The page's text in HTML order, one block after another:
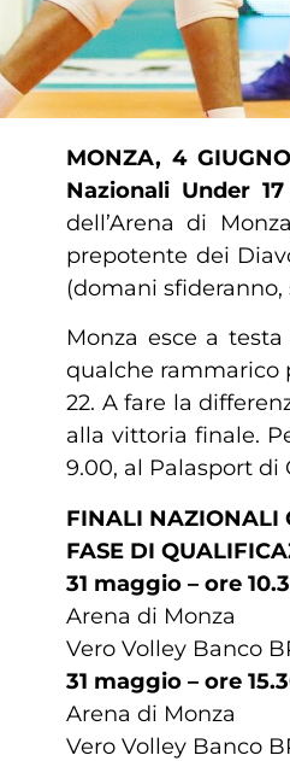
MONZA, 4
Nazionali Under
dell’Arena di
prepotente dei
(domani sfideranno,
Monza esce a
qualche rammarico
22. A fare la
alla vittoria finale.
9.00, al Palasport di
FINALI NAZIONALI
FASE DI
31 maggio – ore
Arena di Monza
Vero Volley Banco
31 maggio – ore
Arena di Monza
Vero Volley Banco